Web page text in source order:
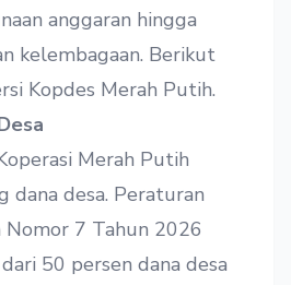
anggaran hingga
kelembagaan. Berikut
Kopdes Merah Putih.
Merah Putih
desa. Peraturan
Nomor 7 Tahun 2026
50 persen dana desa